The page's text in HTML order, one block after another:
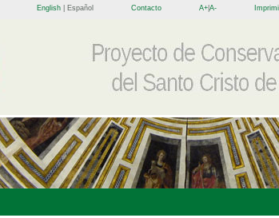
English | Español Contacto A+ A-